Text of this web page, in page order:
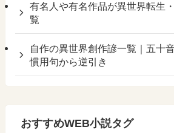
有名人や有名作品が異世界転生
覧
自作の異世界創作諺一覧｜五十
慣用句から逆引き
おすすめWEB小説タグ